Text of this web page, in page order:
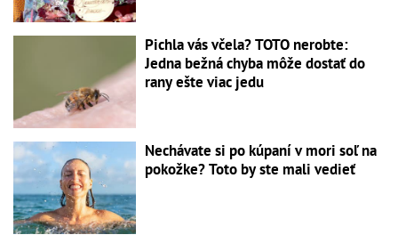
Pichla vás včela? TOTO nerobte:
Jedna bežná chyba môže dostať do
rany ešte viac jedu
Nechávate si po kúpaní v mori soľ na
pokožke? Toto by ste mali vedieť